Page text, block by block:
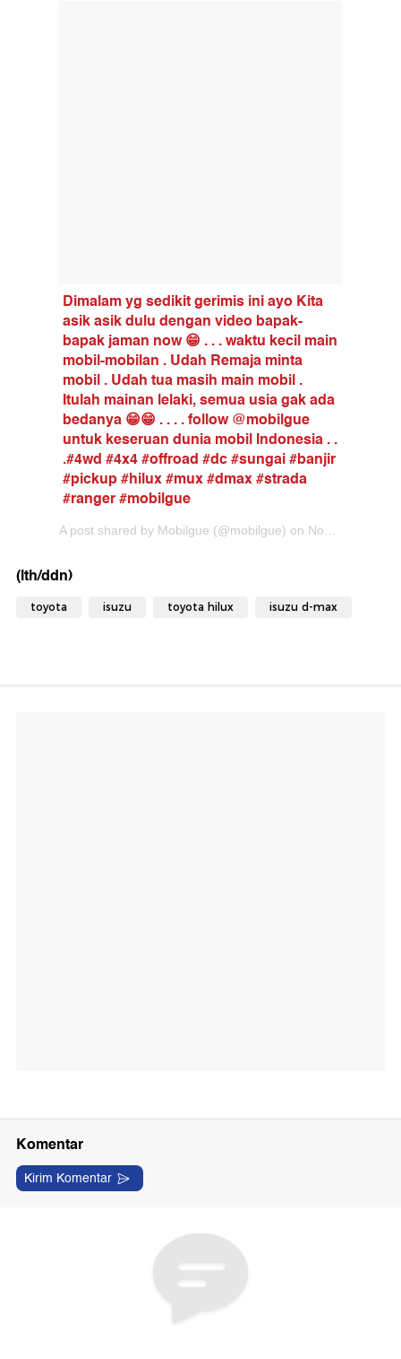
Dimalam yg sedikit gerimis ini ayo Kita
asik asik dulu dengan video bapak-
bapak jaman now 😁 . . . waktu kecil main
mobil-mobilan . Udah Remaja minta
mobil . Udah tua masih main mobil .
Itulah mainan lelaki, semua usia gak ada
bedanya 😁😁 . . . . follow @mobilgue
untuk keseruan dunia mobil Indonesia . .
.#4wd #4x4 #offroad #dc #sungai #banjir
#pickup #hilux #mux #dmax #strada
#ranger #mobilgue
(lth/ddn)
toyota isuzu toyota hilux isuzu d-max